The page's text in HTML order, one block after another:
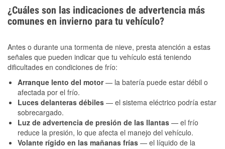
¿Cuáles son las indicaciones de advertencia más
comunes en invierno para tu vehículo?
Antes o durante una tormenta de nieve, presta atención a estas
señales que pueden indicar que tu vehículo está teniendo
dificultades en condiciones de frío:
Arranque lento del motor— la batería puede estar débil o
afectada por el frío.
Luces delanteras débiles — el sistema eléctrico podría estar
sobrecargado.
Luz de advertencia de presión de las llantas — el frío
reduce la presión, lo que afecta el manejo del vehículo.
Volante rígido en las mañanas frías — el líquido de la